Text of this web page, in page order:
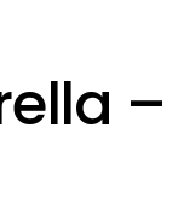
–